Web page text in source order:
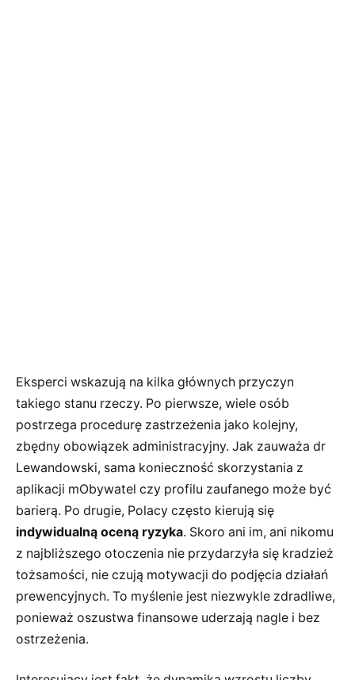
Eksperci wskazują na kilka głównych przyczyn
takiego stanu rzeczy. Po pierwsze, wiele osób
postrzega procedurę zastrzeżenia jako kolejny,
zbędny obowiązek administracyjny. Jak zauważa dr
Lewandowski, sama konieczność skorzystania z
aplikacji mObywatel czy profilu zaufanego może być
barierą. Po drugie, Polacy często kierują się
indywidualną oceną ryzyka. Skoro ani im, ani nikomu
z najbliższego otoczenia nie przydarzyła się kradzież
tożsamości, nie czują motywacji do podjęcia działań
prewencyjnych. To myślenie jest niezwykle zdradliwe,
ponieważ oszustwa finansowe uderzają nagle i bez
ostrzeżenia.